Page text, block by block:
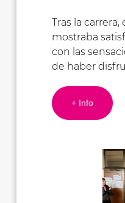
Tras la carrera,
mostraba
con las
de haber
+ Info